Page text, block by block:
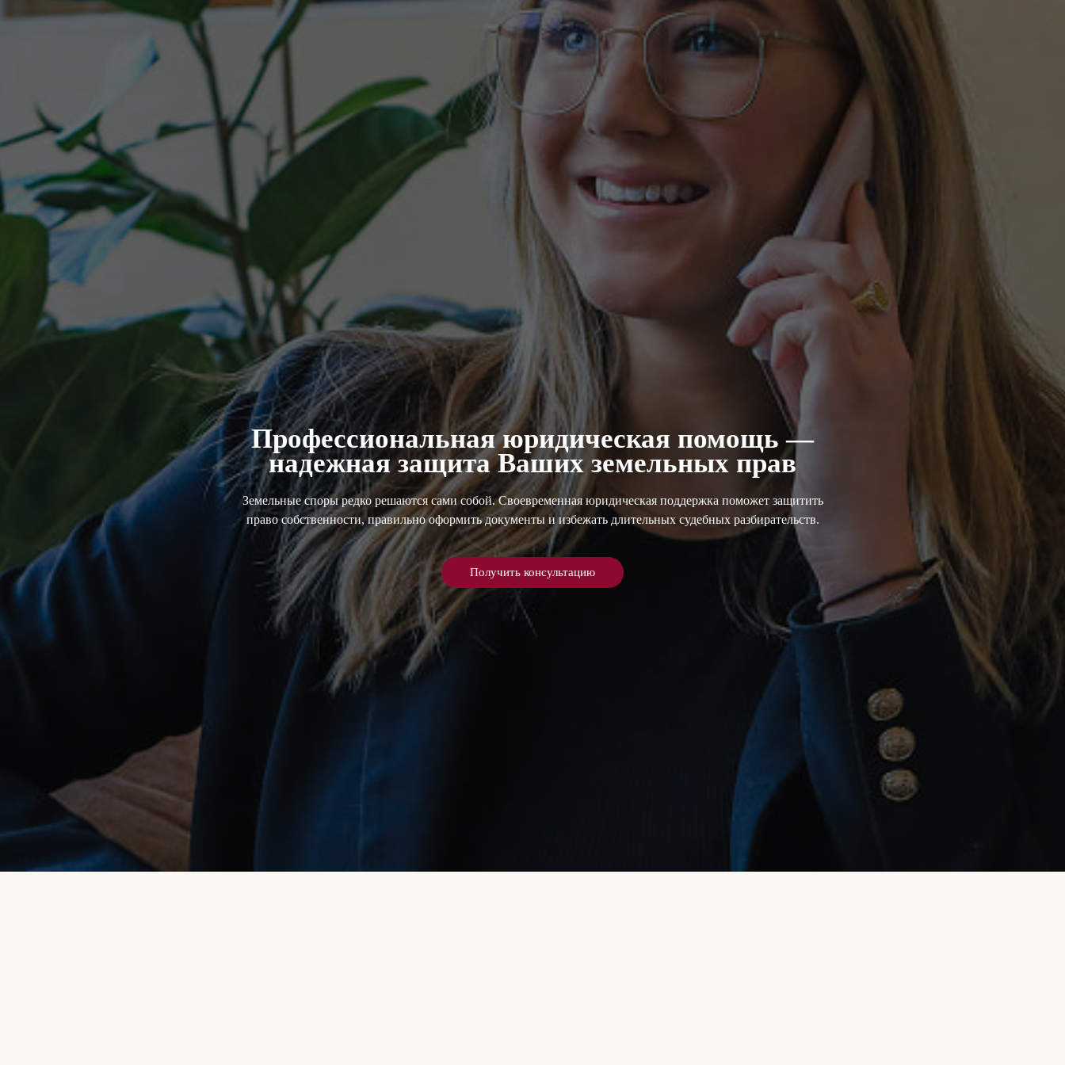
Профессиональная юридическая помощь —
надежная защита Ваших земельных прав
Земельные споры редко решаются сами собой. Своевременная юридическая поддержка поможет защитить
право собственности, правильно оформить документы и избежать длительных судебных разбирательств.
Получить консультацию